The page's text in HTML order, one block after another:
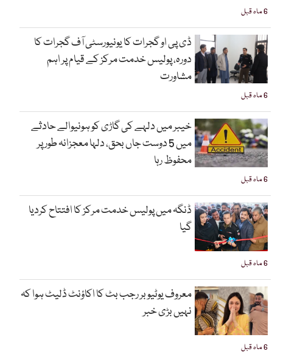
6 ماہ قبل
6 ماہ قبل
ڈی پی او گجرات کا یونیورسٹی آف گجرات کا
دورہ، پولیس خدمت مرکز کے قیام پر اہم
مشاورت
6 ماہ قبل
خیبر میں دلہے کی گاڑی کو ہونیوالے حادثے
میں 5 دوست جاں بحق، دلہا معجزانہ طور پر
محفوظ رہا
6 ماہ قبل
ڈنگہ میں پولیس خدمت مرکز کا افتتاح کردیا
گیا
6 ماہ قبل
معروف یوٹیوبر رجب بٹ کا اکاؤنٹ ڈلیٹ ہوا کہ
نہیں بڑی خبر